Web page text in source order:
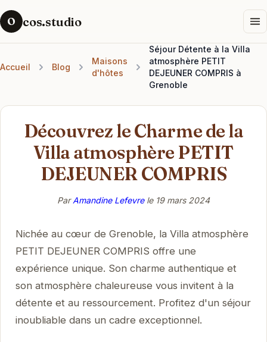
O cos.studio
Accueil Blog
Maisons
d'hôtes
Séjour Détente à la Villa
atmosphère PETIT
DEJEUNER COMPRIS à
Grenoble
Découvrez le Charme de la
Villa atmosphère PETIT
DEJEUNER COMPRIS
ParAmandine Lefevrele 19 mars 2024
Nichée au cœur de Grenoble, la Villa atmosphère
PETIT DEJEUNER COMPRIS offre une
expérience unique. Son charme authentique et
son atmosphère chaleureuse vous invitent à la
détente et au ressourcement. Profitez d'un séjour
inoubliable dans un cadre exceptionnel.